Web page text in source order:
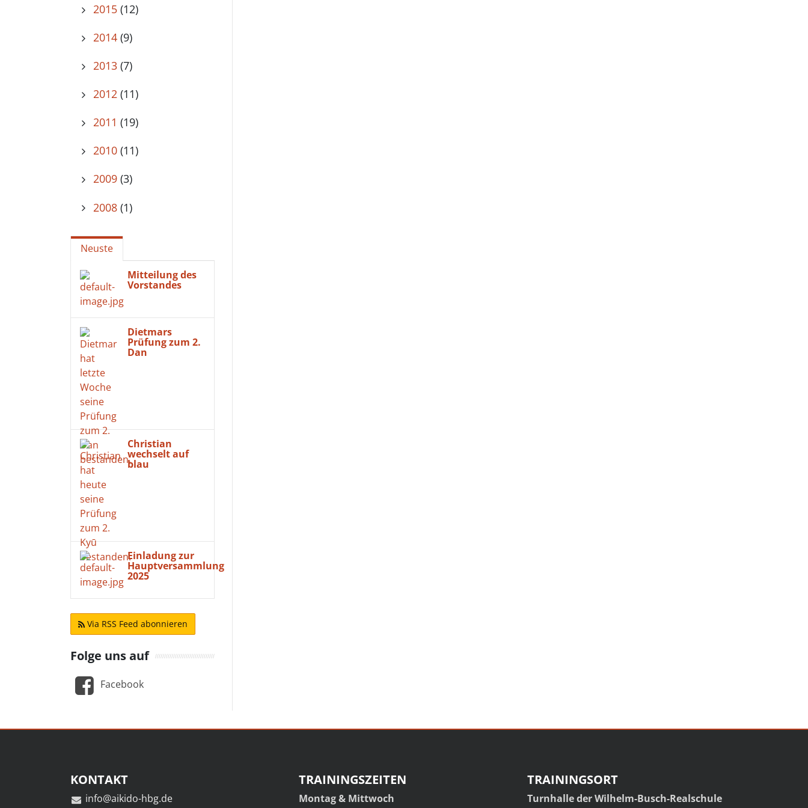
2015 (12)
2014 (9)
2013 (7)
2012 (11)
2011 (19)
2010 (11)
2009 (3)
2008 (1)
Neuste
Mitteilung des
Vorstandes
Dietmars
Prüfung zum 2.
Dan
Christian
wechselt auf
blau
Einladung zur
Hauptversammlung
2025
Via RSS Feed abonnieren
Folge uns auf
Facebook
KONTAKT
info@aikido-hbg.de
TRAININGSZEITEN
Montag & Mittwoch
TRAININGSORT
Turnhalle der Wilhelm-Busch-Realschule